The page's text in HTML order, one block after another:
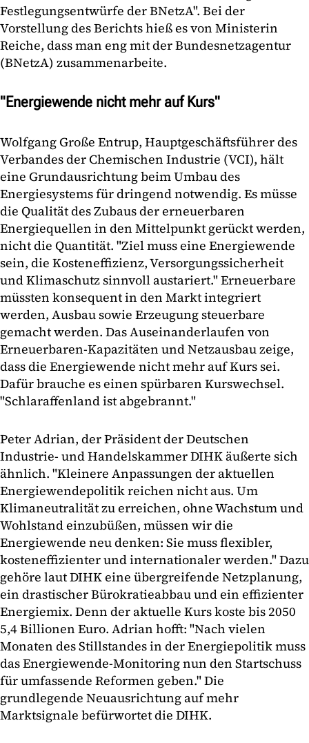
Festlegungsentwürfe der BNetzA". Bei der
Vorstellung des Berichts hieß es von Ministerin
Reiche, dass man eng mit der Bundesnetzagentur
(BNetzA) zusammenarbeite.
"Energiewende nicht mehr auf Kurs"
Wolfgang Große Entrup, Hauptgeschäftsführer des
Verbandes der Chemischen Industrie (VCI), hält
eine Grundausrichtung beim Umbau des
Energiesystems für dringend notwendig. Es müsse
die Qualität des Zubaus der erneuerbaren
Energiequellen in den Mittelpunkt gerückt werden,
nicht die Quantität. "Ziel muss eine Energiewende
sein, die Kosteneffizienz, Versorgungssicherheit
und Klimaschutz sinnvoll austariert." Erneuerbare
müssten konsequent in den Markt integriert
werden, Ausbau sowie Erzeugung steuerbare
gemacht werden. Das Auseinanderlaufen von
Erneuerbaren-Kapazitäten und Netzausbau zeige,
dass die Energiewende nicht mehr auf Kurs sei.
Dafür brauche es einen spürbaren Kurswechsel.
"Schlaraffenland ist abgebrannt."
Peter Adrian, der Präsident der Deutschen
Industrie- und Handelskammer DIHK äußerte sich
ähnlich. "Kleinere Anpassungen der aktuellen
Energiewendepolitik reichen nicht aus. Um
Klimaneutralität zu erreichen, ohne Wachstum und
Wohlstand einzubüßen, müssen wir die
Energiewende neu denken: Sie muss flexibler,
kosteneffizienter und internationaler werden." Dazu
gehöre laut DIHK eine übergreifende Netzplanung,
ein drastischer Bürokratieabbau und ein effizienter
Energiemix. Denn der aktuelle Kurs koste bis 2050
5,4 Billionen Euro. Adrian hofft: "Nach vielen
Monaten des Stillstandes in der Energiepolitik muss
das Energiewende-Monitoring nun den Startschuss
für umfassende Reformen geben." Die
grundlegende Neuausrichtung auf mehr
Marktsignale befürwortet die DIHK.